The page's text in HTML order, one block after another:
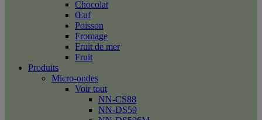
Chocolat
Œuf
Poisson
Fromage
Fruit de mer
Fruit
Produits
Micro-ondes
Voir tout
NN-CS88
NN-DS59